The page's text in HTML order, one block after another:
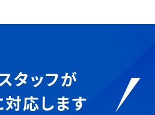
タッフが
応します